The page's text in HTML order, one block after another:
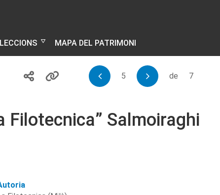
MAPA DEL PATRIMONI
5 de 7
Filotecnica” Salmoiraghi